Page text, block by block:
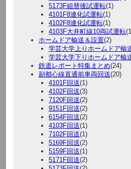
5173F組替後試運転(1)
4101F8連化試運転(1)
4102F8連化試運転(1)
4103F大井町線10両試運転
ホームドア輸送＆設置(2)
学芸大学上りホームドア輸
学芸大学下りホームドア輸
鉄道レポート特集まとめ(24)
副都心線直通前車両回送(20)
4101F回送(1)
4102F回送(3)
7120F回送(2)
9151F回送(2)
6154F回送(2)
4103F回送(1)
7102F回送(1)
5169F回送(2)
5159F回送(1)
5171F回送(2)